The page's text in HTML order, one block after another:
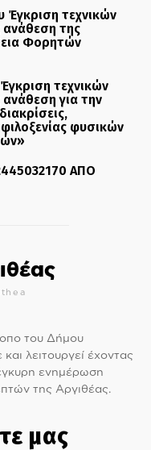
τεχνικών
της
Φορητών
τεχνικών
για την
φυσικών
ΑΠΟ
του Δήμου
λειτουργεί έχοντας
ενημέρωση
της Αργιθέας.
μας